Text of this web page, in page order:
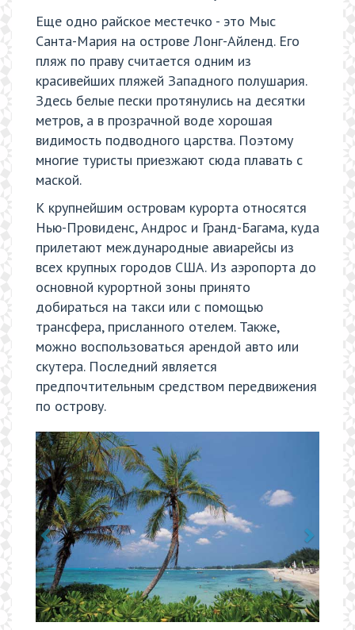
Еще одно райское местечко - это Мыс
Санта-Мария на острове Лонг-Айленд. Его
пляж по праву считается одним из
красивейших пляжей Западного полушария.
Здесь белые пески протянулись на десятки
метров, а в прозрачной воде хорошая
видимость подводного царства. Поэтому
многие туристы приезжают сюда плавать с
маской.
К крупнейшим островам курорта относятся
Нью-Провиденс, Андрос и Гранд-Багама, куда
прилетают международные авиарейсы из
всех крупных городов США. Из аэропорта до
основной курортной зоны принято
добираться на такси или с помощью
трансфера, присланного отелем. Также,
можно воспользоваться арендой авто или
скутера. Последний является
предпочтительным средством передвижения
по острову.